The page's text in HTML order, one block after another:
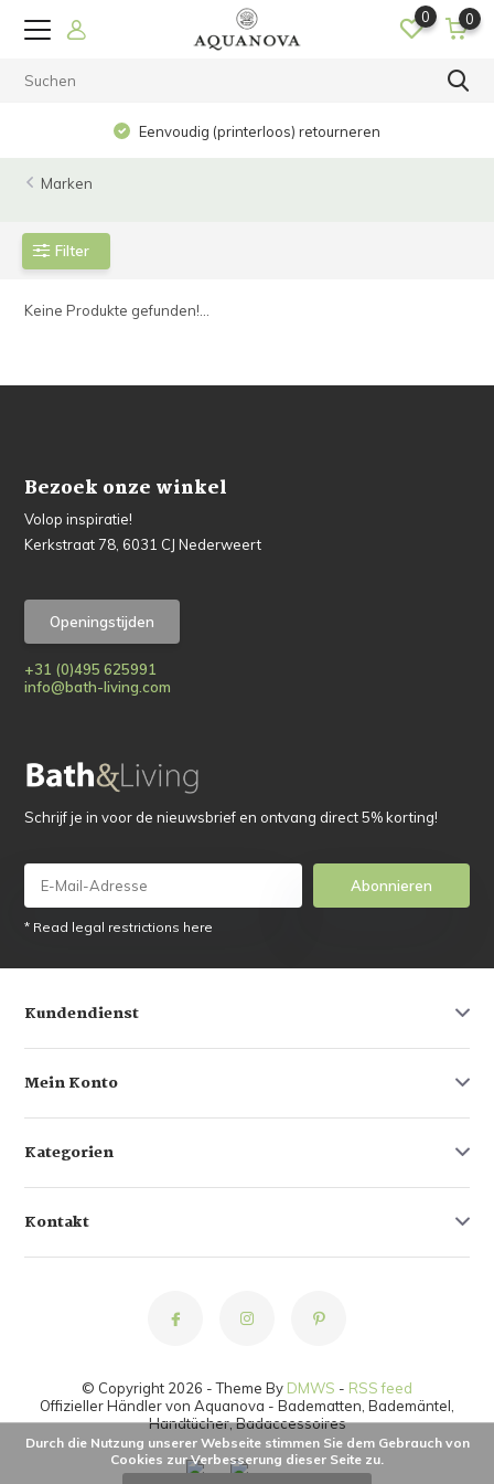
0 0
Eenvoudig (printerloos) retourneren
Marken
Filter
Keine Produkte gefunden!...
Bezoek onze winkel
Volop inspiratie!
Kerkstraat 78, 6031 CJ Nederweert
Openingstijden
+31 (0)495 625991
info@bath-living.com
Schrijf je in voor de nieuwsbrief en ontvang direct 5% korting!
Abonnieren
* Read legal restrictions here
Kundendienst
Mein Konto
Kategorien
Kontakt
© Copyright 2026 - Theme By DMWS - RSS feed
Offizieller Händler von Aquanova - Badematten, Bademäntel,
Handtücher, Badaccessoires
Durch die Nutzung unserer Webseite stimmen Sie dem Gebrauch von
Cookies zur Verbesserung dieser Seite zu.